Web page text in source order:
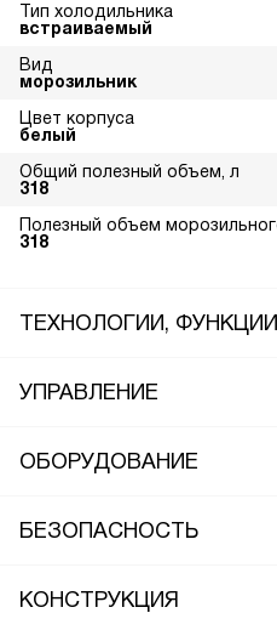
Тип холодильника
встраиваемый
Вид
морозильник
Цвет корпуса
белый
Общий полезный объем, л
318
Полезный объем
318
ТЕХНОЛОГИИ, ФУНКЦИИ
УПРАВЛЕНИЕ
ОБОРУДОВАНИЕ
БЕЗОПАСНОСТЬ
КОНСТРУКЦИЯ